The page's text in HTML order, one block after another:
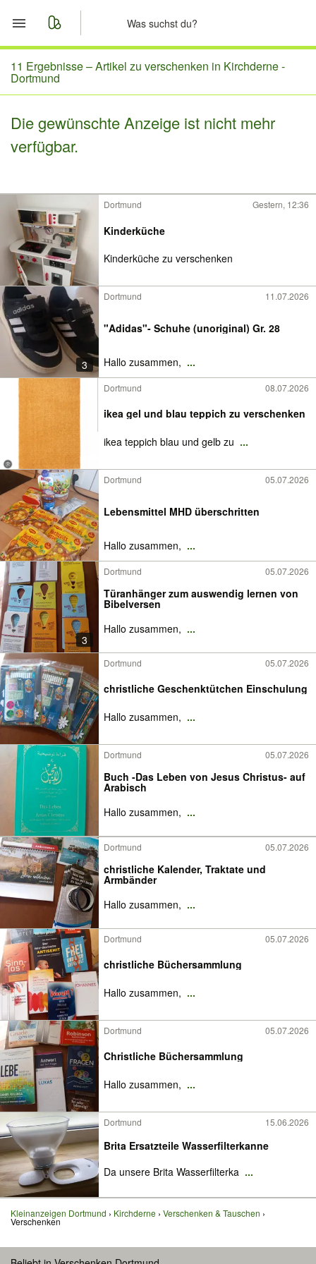
Start
Merkliste
Nachrichten
11 Ergebnisse –Artikel zu verschenken in Kirchderne -
Dortmund
Die gewünschte Anzeige ist nicht mehr
verfügbar.
Dortmund Gestern, 12:36
Kinderküche
Kinderküche zu verschenken
3
Dortmund 11.07.2026
"Adidas"- Schuhe (unoriginal) Gr. 28
Hallo zusammen, ...
Dortmund 08.07.2026
ikea gel und blau teppich zu verschenken
ikea teppich blau und gelb zu ...
Dortmund 05.07.2026
Lebensmittel MHD überschritten
Hallo zusammen, ...
3
Dortmund 05.07.2026
Türanhänger zum auswendig lernen von
Bibelversen
Hallo zusammen, ...
Dortmund 05.07.2026
christliche Geschenktütchen Einschulung
Hallo zusammen, ...
Dortmund 05.07.2026
Buch -Das Leben von Jesus Christus- auf
Arabisch
Hallo zusammen, ...
Dortmund 05.07.2026
christliche Kalender, Traktate und
Armbänder
Hallo zusammen, ...
Dortmund 05.07.2026
christliche Büchersammlung
Hallo zusammen, ...
Dortmund 05.07.2026
Christliche Büchersammlung
Hallo zusammen, ...
Dortmund 15.06.2026
Brita Ersatzteile Wasserfilterkanne
Da unsere Brita Wasserfilterka ...
Kleinanzeigen Dortmund Kirchderne Verschenken & Tauschen
Verschenken